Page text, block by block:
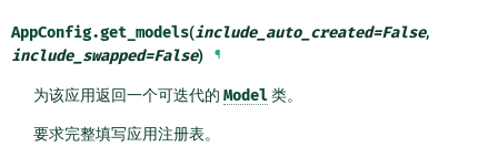
AppConfig.get_models(include_auto_created=False,
include_swapped=False) ¶
为该应用返回一个可迭代的 Model 类。
要求完整填写应用注册表。